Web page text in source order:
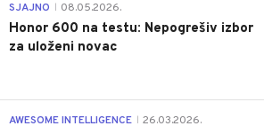
SJAJNO 08.05.2026.
Honor 600 na testu: Nepogrešiv izbor
za uloženi novac
AWESOME INTELLIGENCE 26.03.2026.